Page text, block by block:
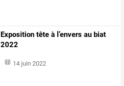
Exposition tête à l’envers au biat
2022
14 juin 2022